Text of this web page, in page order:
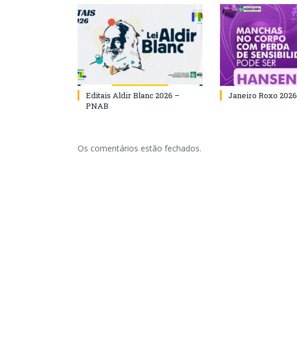
Editais Aldir Blanc 2026 –
PNAB
Janeiro Roxo 2026
Os comentários estão fechados.